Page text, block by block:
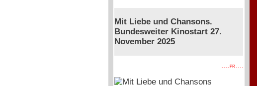
Mit Liebe und Chansons.
Bundesweiter Kinostart 27.
November 2025
. . . . PR . . . .